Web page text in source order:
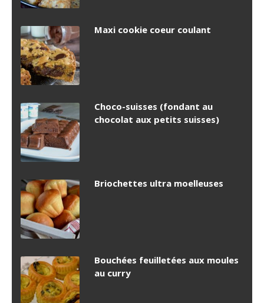
Maxi cookie coeur coulant
Choco-suisses (fondant au
chocolat aux petits suisses)
Briochettes ultra moelleuses
Bouchées feuilletées aux moules
au curry